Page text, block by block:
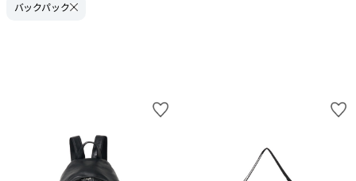
バックパック